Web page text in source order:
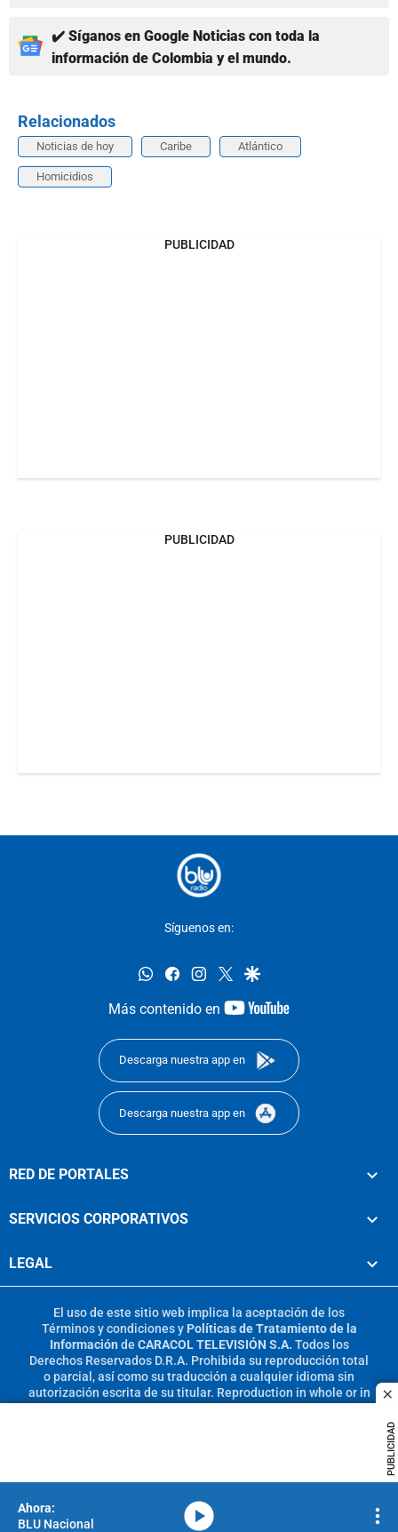
PUBLICIDAD
✔️ Síganos en Google Noticias con toda la
información de Colombia y el mundo.
Relacionados
Noticias de hoy Caribe Atlántico
Homicidios
PUBLICIDAD
PUBLICIDAD
Síguenos en:
whatsappfacebookinstagram
twittergoogle
Más contenido en
youtube-
Descarga nuestra app en
Descarga nuestra app en
RED DE PORTALES
SERVICIOS CORPORATIVOS
LEGAL
El uso de este sitio web implica la aceptación de los
Términos y condicionesy Políticas de Tratamiento de la
Información de CARACOL TELEVISIÓN S.A. Todos los
Derechos Reservados D.R.A. Prohibida su reproducción total
o parcial, así como su traducción a cualquier idioma sin
autorización escrita de su titular. Reproduction in whole or in
BLU Nacional